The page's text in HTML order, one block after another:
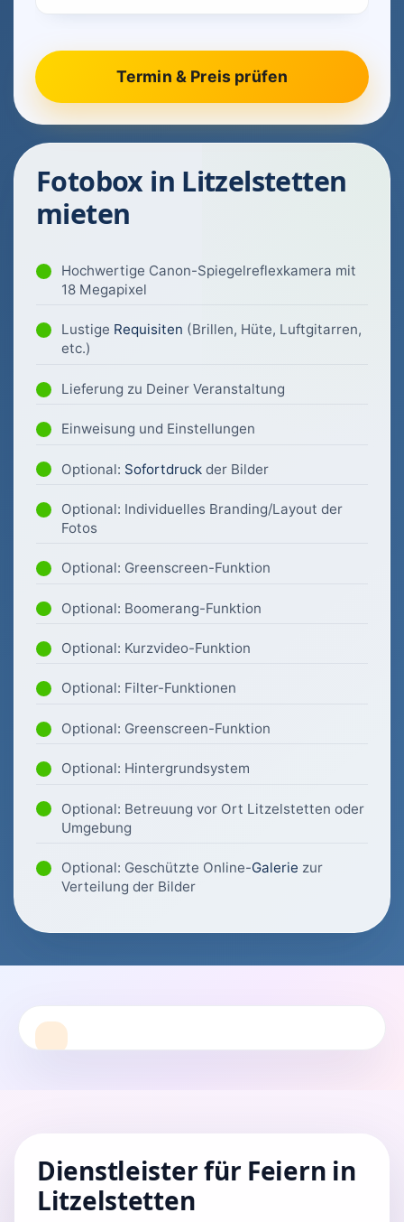
Fotobox in Litzelstetten
mieten
Hochwertige Canon-Spiegelreflexkamera mit
18 Megapixel
Lustige Requisiten (Brillen, Hüte, Luftgitarren,
etc.)
Lieferung zu Deiner Veranstaltung
Einweisung und Einstellungen
Optional: Sofortdruck der Bilder
Optional: Individuelles Branding/Layout der
Fotos
Optional: Greenscreen-Funktion
Optional: Boomerang-Funktion
Optional: Kurzvideo-Funktion
Optional: Filter-Funktionen
Optional: Greenscreen-Funktion
Optional: Hintergrundsystem
Optional: Betreuung vor Ort Litzelstetten oder
Umgebung
Optional: Geschützte Online-Galerie zur
Verteilung der Bilder
Dienstleister für Feiern in
Litzelstetten